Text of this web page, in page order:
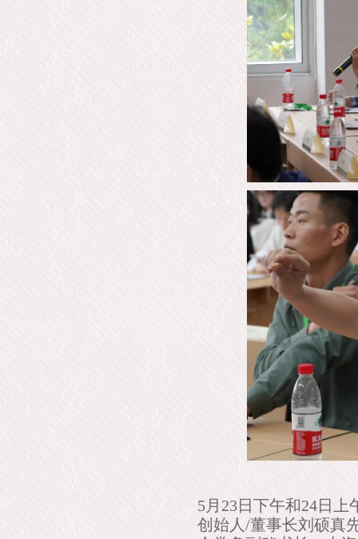
5月23日下午和24日
创始人/董事长刘硕真